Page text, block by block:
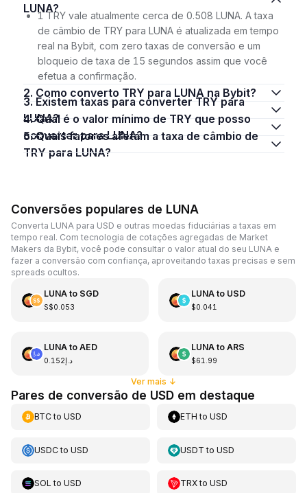
LUNA?
1 TRY vale atualmente cerca de 0.508 LUNA. A taxa
de câmbio de TRY para LUNA é atualizada em tempo
real na Bybit, com zero taxas de conversão e um
bloqueio de taxa de 15 segundos assim que você
efetua a confirmação.
2. Como converto TRY para LUNA na Bybit?
3. Existem taxas para converter TRY para
LUNA?
4. Qual é o valor mínimo de TRY que posso
converter para LUNA?
5. Quais fatores afetam a taxa de câmbio de
TRY para LUNA?
Conversões populares de LUNA
Converta LUNA para USD e outras moedas fiduciárias a taxas em
tempo real. Com tecnologia de cotações agregadas de Market
Makers da Bybit, você pode consultar o valor atual do seu LUNA e
fazer a conversão com confiança, aproveitando taxas precisas e sem
spreads ocultos.
LUNAto SGD
S$0.053
LUNAto USD
$0.041
LUNAto AED
د.إ0.152
LUNAto ARS
$61.99
Ver mais ↓
Pares de conversão de USD em destaque
BTCto USD ETH toUSD
USDCto USD USDT toUSD
SOL to USD TRXtoUSD